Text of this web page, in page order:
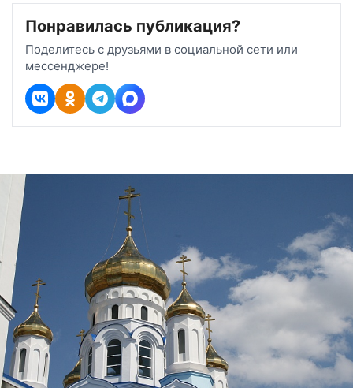
Понравилась публикация?
Поделитесь с друзьями в социальной сети или
мессенджере!